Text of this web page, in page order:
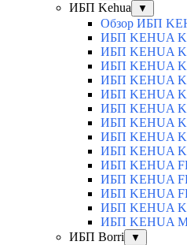
ИБП Kehua ▼
Обзор ИБП
ИБП KEHUA
ИБП KEHUA
ИБП KEHUA
ИБП KEHUA
ИБП KEHUA
ИБП KEHUA
ИБП KEHUA
ИБП KEHUA
ИБП KEHUA
ИБП KEHUA
ИБП KEHUA
ИБП KEHUA
ИБП KEHUA
ИБП KEHUA
ИБП Borri
▼